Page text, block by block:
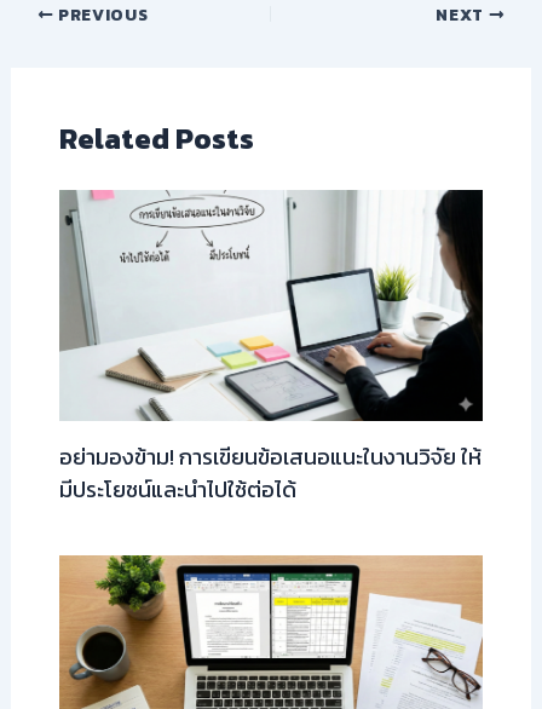
PREVIOUS NEXT
Related Posts
อย่ามองข้าม! การเขียนข้อเสนอแนะในงานวิจัย ให้
มีประโยชน์และนำไปใช้ต่อได้